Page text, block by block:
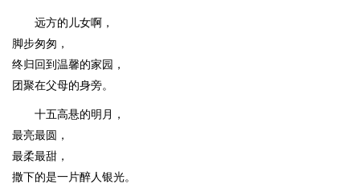
远方的儿女啊，
脚步匆匆，
终归回到温馨的家园，
团聚在父母的身旁。
十五高悬的明月，
最亮最圆，
最柔最甜，
撒下的是一片醉人银光。